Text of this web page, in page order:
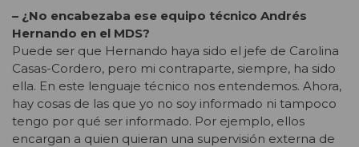
– ¿No encabezaba ese equipo técnico Andrés
Hernando en el MDS?
Puede ser que Hernando haya sido el jefe de Carolina
Casas-Cordero, pero mi contraparte, siempre, ha sido
ella. En este lenguaje técnico nos entendemos. Ahora,
hay cosas de las que yo no soy informado ni tampoco
tengo por qué ser informado. Por ejemplo, ellos
encargan a quien quieran una supervisión externa de